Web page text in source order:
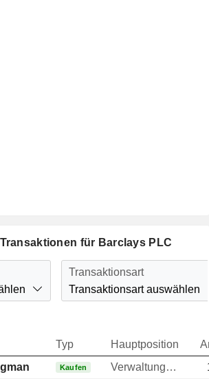
für Barclays PLC
Transaktionsart
Transaktionsart auswählen
Typ Hauptposition
Kaufen Verwaltungsratsmitglied